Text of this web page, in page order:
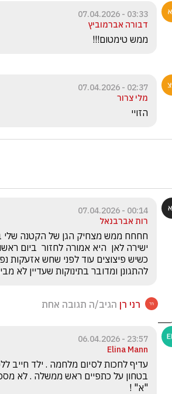
03:33 - 07.04.2026
דבורה אברמוביץ
ממש טימטום!!!
02:37 - 07.04.2026
מלי צרור
הזויי
00:14 - 07.04.2026
רות אברבנאל
להתגונן ומדובר בתינוקות שעדיין לא
רני רן הגיב/ה תגובה אחת
23:57 - 06.04.2026
Elina Mann
"א" !